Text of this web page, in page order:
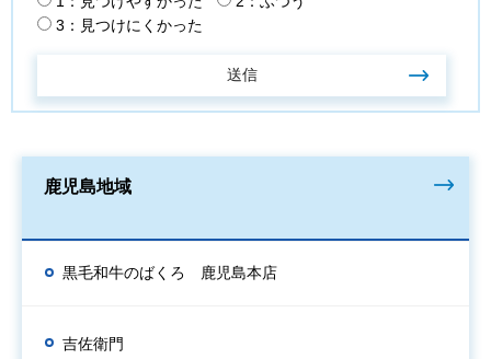
3：見つけにくかった
鹿児島地域
黒毛和牛のばくろ 鹿児島本店
吉佐衛門